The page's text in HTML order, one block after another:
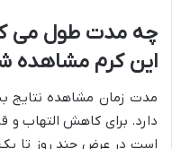
چه مدت طول می
این کرم مشاهده
مدت زمان مشاهده
دارد. برای کاهش التهاب
است در عرض چند روز تا یک